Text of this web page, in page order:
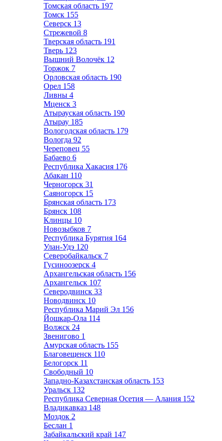
Томская область 197
Томск 155
Северск 13
Стрежевой 8
Тверская область 191
Тверь 123
Вышний Волочёк 12
Торжок 7
Орловская область 190
Орел 158
Ливны 4
Мценск 3
Атырауская область 190
Атырау 185
Вологодская область 179
Вологда 92
Череповец 55
Бабаево 6
Республика Хакасия 176
Абакан 110
Черногорск 31
Саяногорск 15
Брянская область 173
Брянск 108
Клинцы 10
Новозыбков 7
Республика Бурятия 164
Улан-Удэ 120
Северобайкальск 7
Гусиноозерск 4
Архангельская область 156
Архангельск 107
Северодвинск 33
Новодвинск 10
Республика Марий Эл 156
Йошкар-Ола 114
Волжск 24
Звенигово 1
Амурская область 155
Благовещенск 110
Белогорск 11
Свободный 10
Западно-Казахстанская область 153
Уральск 132
Республика Северная Осетия — Алания 152
Владикавказ 148
Моздок 2
Беслан 1
Забайкальский край 147